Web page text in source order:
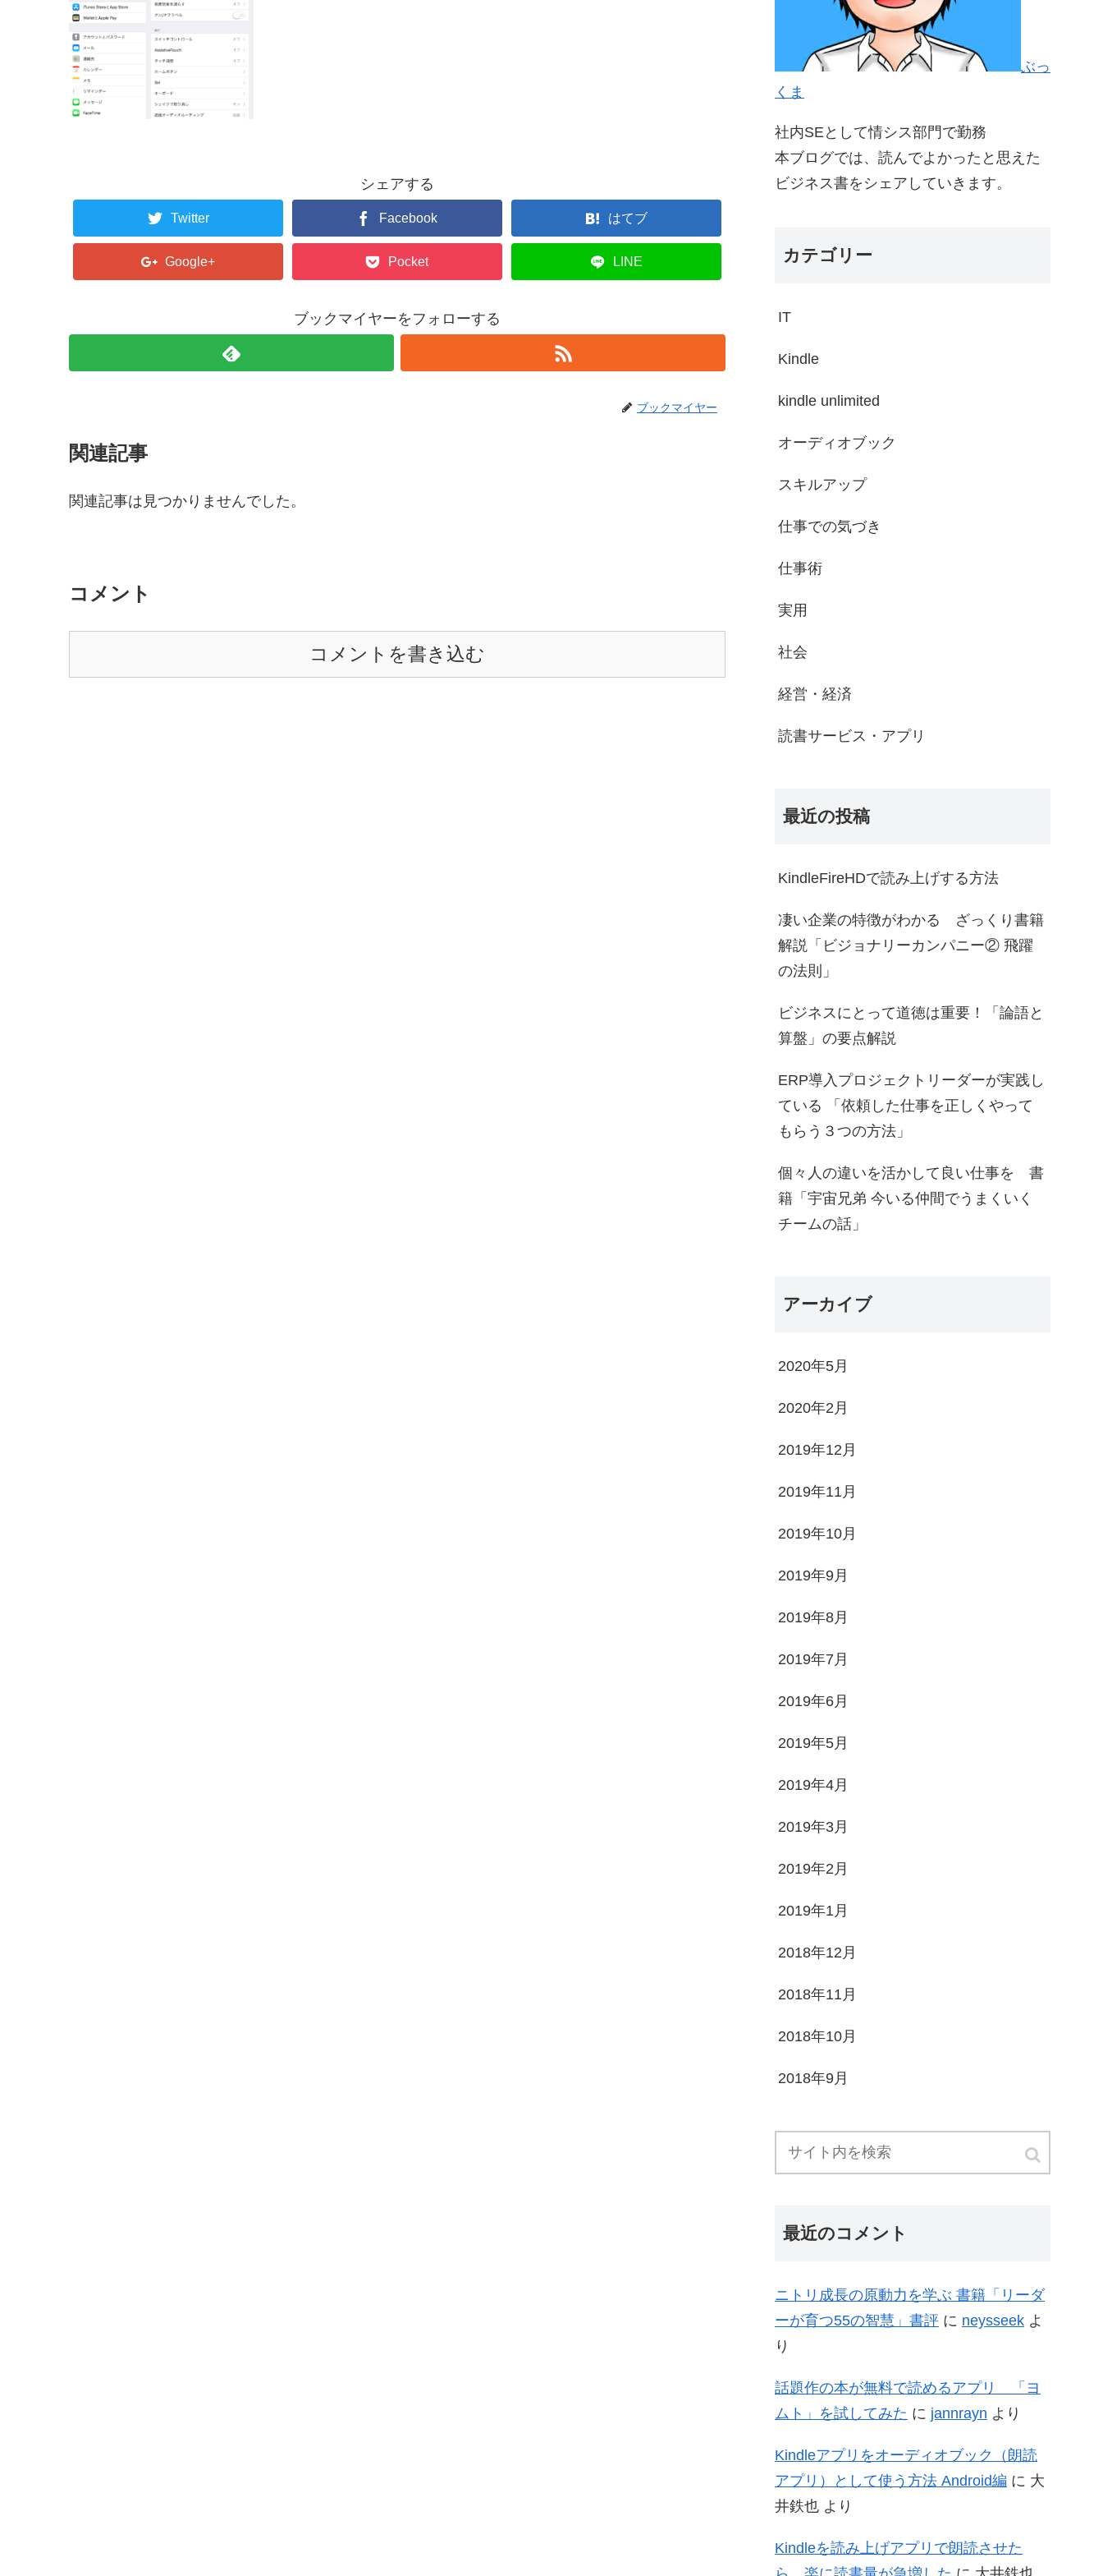
シェアする
Twitter Facebook はてブ
Google+ Pocket LINE
ブックマイヤーをフォローする
ブックマイヤー
関連記事
関連記事は見つかりませんでした。
コメント
コメントを書き込む
ぶっ
くま
社内SEとして情シス部門で勤務
本ブログでは、読んでよかったと思えた
ビジネス書をシェアしていきます。
カテゴリー
IT
Kindle
kindle unlimited
オーディオブック
スキルアップ
仕事での気づき
仕事術
実用
社会
経営・経済
読書サービス・アプリ
最近の投稿
KindleFireHDで読み上げする方法
凄い企業の特徴がわかる ざっくり書籍
解説「ビジョナリーカンパニー② 飛躍
の法則」
ビジネスにとって道徳は重要！「論語と
算盤」の要点解説
ERP導入プロジェクトリーダーが実践し
ている 「依頼した仕事を正しくやって
もらう３つの方法」
個々人の違いを活かして良い仕事を 書
籍「宇宙兄弟 今いる仲間でうまくいく
チームの話」
アーカイブ
2020年5月
2020年2月
2019年12月
2019年11月
2019年10月
2019年9月
2019年8月
2019年7月
2019年6月
2019年5月
2019年4月
2019年3月
2019年2月
2019年1月
2018年12月
2018年11月
2018年10月
2018年9月
最近のコメント
ニトリ成長の原動力を学ぶ 書籍「リーダ
ーが育つ55の智慧」書評 に neysseek よ
り
話題作の本が無料で読めるアプリ 「ヨ
ムト」を試してみた に jannrayn より
Kindleアプリをオーディオブック（朗読
アプリ）として使う方法 Android編 に 大
井鉄也 より
Kindleを読み上げアプリで朗読させた